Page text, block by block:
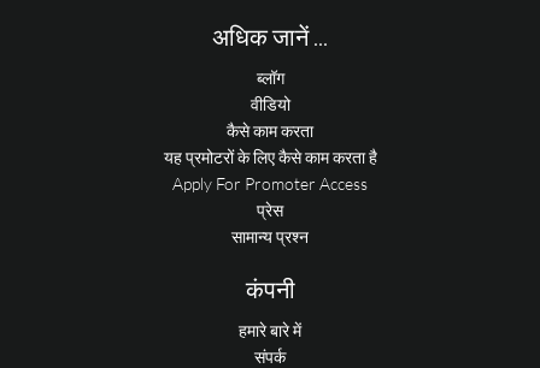
अधिक जानें ...
ब्लॉग
वीडियो
कैसे काम करता
यह प्रमोटरों के लिए कैसे काम करता है
Apply For Promoter Access
प्रेस
सामान्य प्रश्न
कंपनी
हमारे बारे में
संपर्क